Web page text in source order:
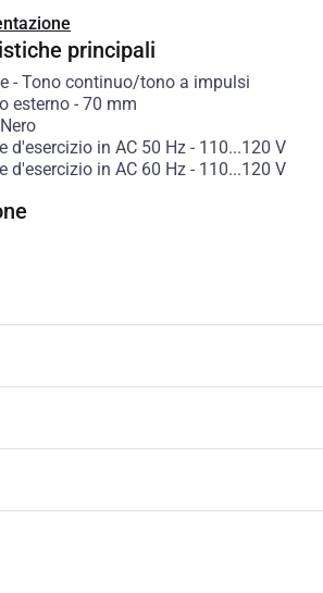
principali
- Tono continuo/tono a impulsi
esterno- 70 mm
Nero
d'esercizio in AC 50 Hz- 110...120 V
d'esercizio in AC 60 Hz- 110...120 V